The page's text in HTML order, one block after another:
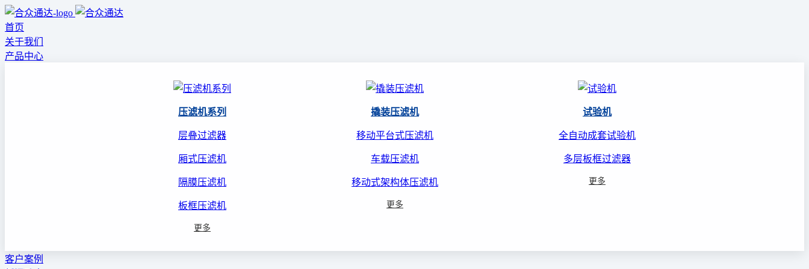
首页
关于我们
产品中心
压滤机系列
层叠过滤器
厢式压滤机
隔膜压滤机
板框压滤机
更多
撬装压滤机
移动平台式压滤机
车载压滤机
移动式架构体压滤机
更多
试验机
全自动成套试验机
多层板框过滤器
更多
客户案例